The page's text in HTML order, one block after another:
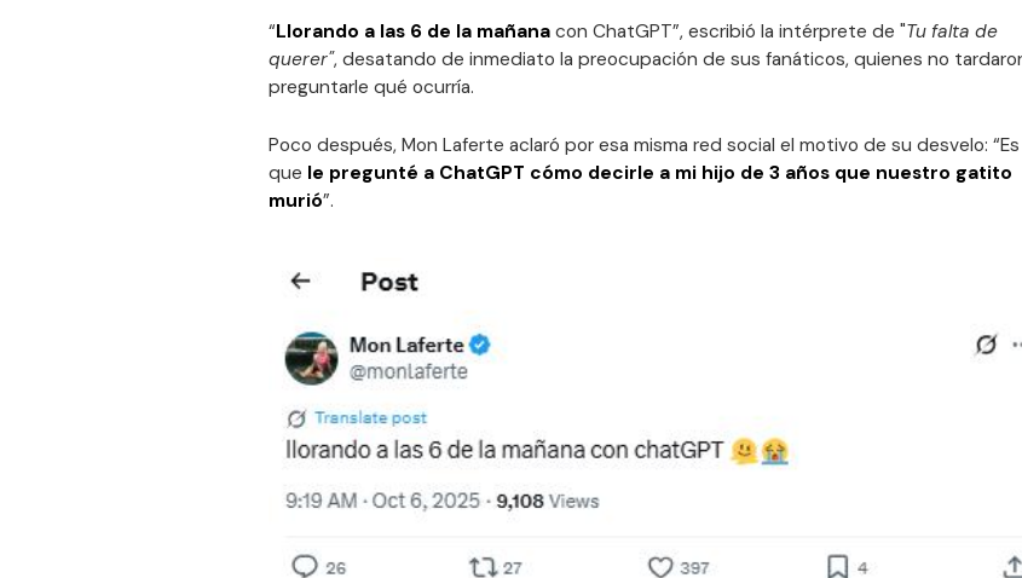
“Llorando a las 6 de la mañana con ChatGPT”, escribió la intérprete de "Tu falta de
querer", desatando de inmediato la preocupación de sus fanáticos, quienes no
preguntarle qué ocurría.
Poco después, Mon Laferte aclaró por esa misma red social el motivo de su desvelo: “Es
que le pregunté a ChatGPT cómo decirle a mi hijo de 3 años que nuestro gatito
murió”.